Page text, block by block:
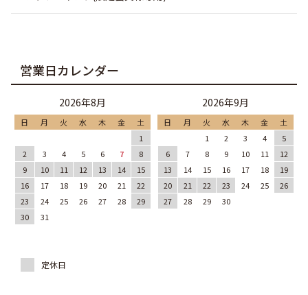
営業日カレンダー
2026年8月
日 月 火 水 木 金
土
1
2
3 4 5 6 7
8
9
10 11 12 13 14
15
16
17 18 19 20 21
22
23
24 25 26 27 28
29
30
31
2026年9月
日 月 火 水 木 金
土
1
2 3 4
5
6
7 8 9 10 11
12
13
14 15 16 17 18
19
20
21 22 23 24 25
26
27
28 29 30